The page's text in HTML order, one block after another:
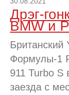
Дрэг-
BMW и
Британский
Формулы-1
911 Turbo S
заезда с